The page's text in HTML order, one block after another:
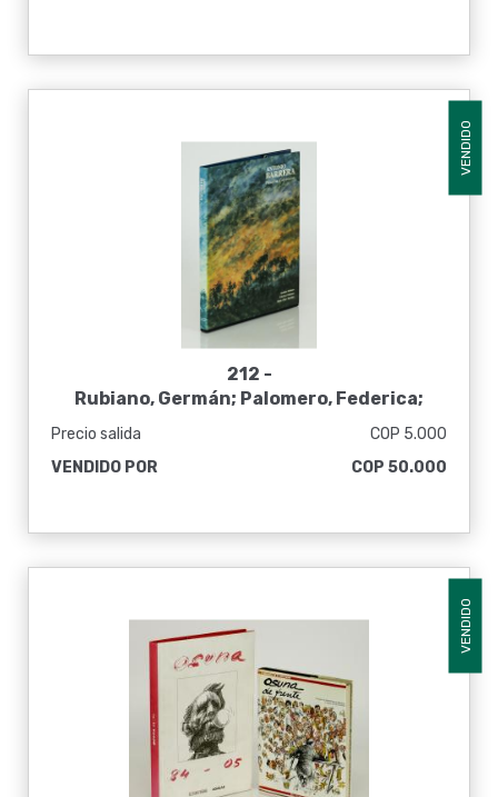
VENDIDO
212 -
Rubiano, Germán; Palomero, Federica;
Martínez, Maria Clara. Antonio Barrera
Precio salida
COP 5.000
VENDIDO POR
COP 50.000
VENDIDO